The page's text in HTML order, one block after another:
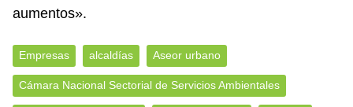
aumentos».
Empresas alcaldías Aseor urbano
Cámara Nacional Sectorial de Servicios Ambientales